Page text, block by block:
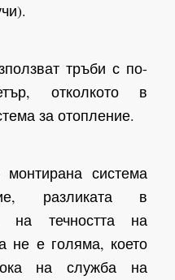
тръби с по-
отколкото в
за отопление.
система
разликата в
на течността на
не е голяма, което
на служба на